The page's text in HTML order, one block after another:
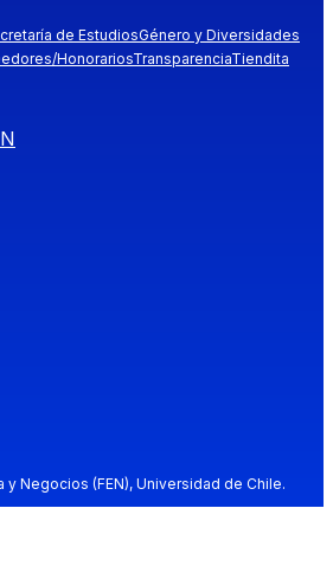
de EstudiosGénero y Diversidades
HonorariosTransparenciaTiendita
y Negocios (FEN), Universidad de Chile.